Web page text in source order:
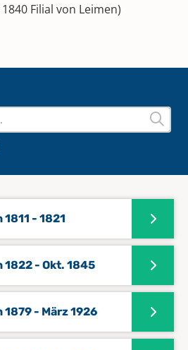
- 1821
- Okt. 1845
- März 1926
Filial von Leimen)